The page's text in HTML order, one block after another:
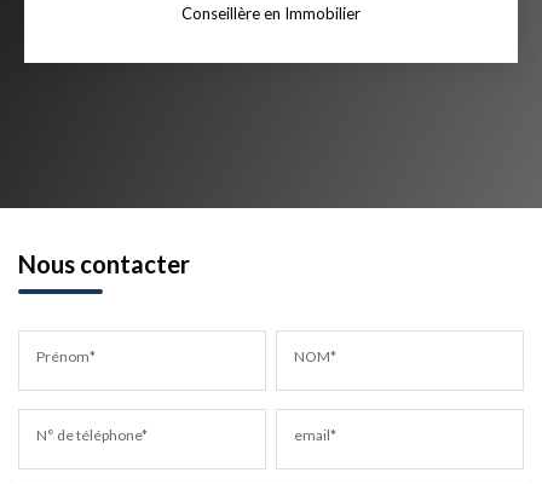
Conseillère en Immobilier
Nous contacter
Prénom* NOM*
N° de téléphone* email*